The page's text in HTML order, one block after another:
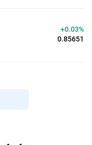
+0.03%
0.85651